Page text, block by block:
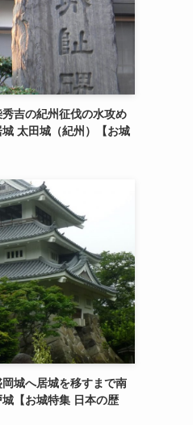
吉の紀州征伐の水攻め
太田城（紀州）【お城
城へ居城を移すまで南
【お城特集 日本の歴